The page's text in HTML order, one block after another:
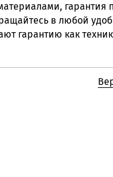
гарантия
в любой
гарантию как